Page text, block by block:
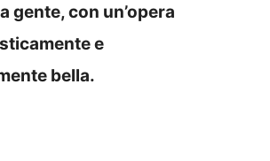
gente, con un’opera
e
bella.